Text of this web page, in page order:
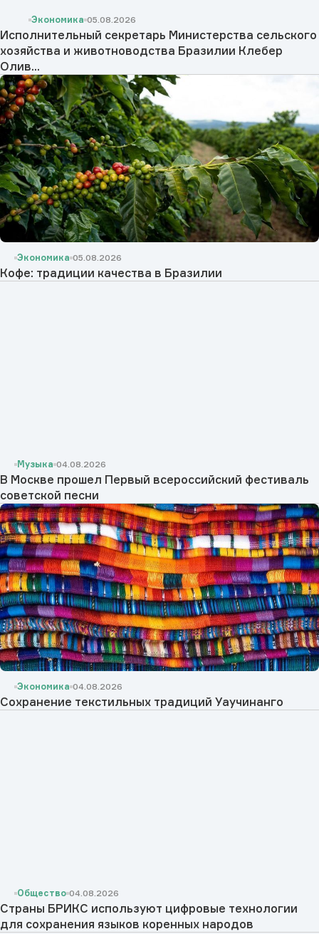
Экономика 05.08.2026
Исполнительный секретарь Министерства сельского
хозяйства и животноводства Бразилии Клебер
Олив...
Экономика 05.08.2026
Кофе: традиции качества в Бразилии
Музыка 04.08.2026
В Москве прошел Первый всероссийский фестиваль
советской песни
Экономика 04.08.2026
Сохранение текстильных традиций Уаучинанго
Общество 04.08.2026
Страны БРИКС используют цифровые технологии
для сохранения языков коренных народов